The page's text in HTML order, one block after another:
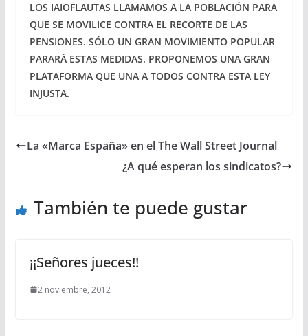
LOS IAIOFLAUTAS LLAMAMOS A LA POBLACIÓN PARA
QUE SE MOVILICE CONTRA EL RECORTE DE LAS
PENSIONES. SÓLO UN GRAN MOVIMIENTO POPULAR
PARARÁ ESTAS MEDIDAS. PROPONEMOS UNA GRAN
PLATAFORMA QUE UNA A TODOS CONTRA ESTA LEY
INJUSTA.
La «Marca España» en el The Wall Street Journal
¿A qué esperan los sindicatos?
También te puede gustar
¡¡Señores jueces!!
2 noviembre, 2012